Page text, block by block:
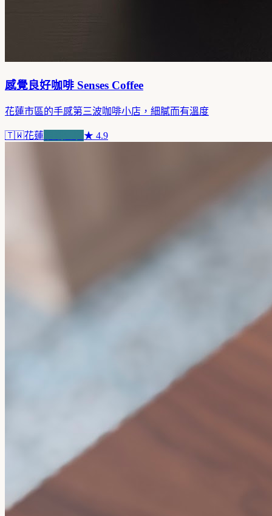
感覺良好咖啡 Senses Coffee
花蓮市區的手感第三波咖啡小店，細膩而有溫度
🇹🇼花蓮 ★ 4.9